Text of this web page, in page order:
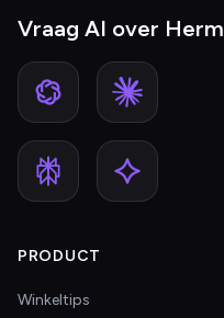
Vraag AI over Herm
PRODUCT
Winkeltips